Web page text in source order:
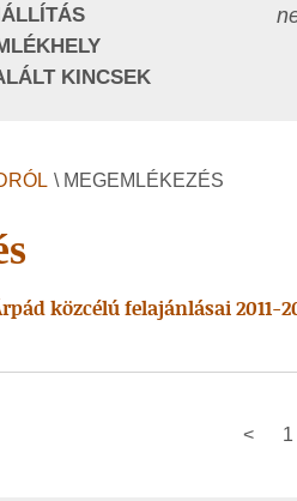
KINCSEK
\ MEGEMLÉKEZÉS
közcélú felajánlásai 2011-
< 1